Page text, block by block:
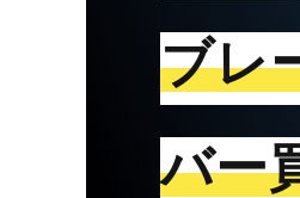
ブレ
バー